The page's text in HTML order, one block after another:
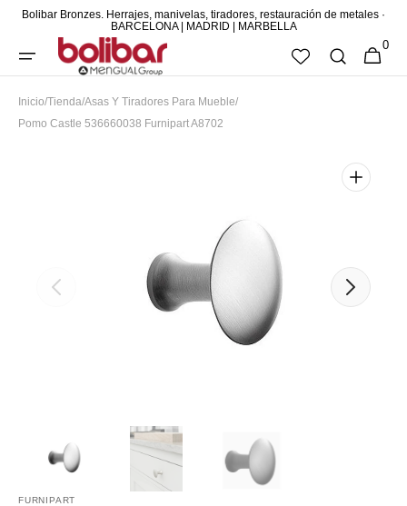
CONTENIDO
Bolibar Bronzes. Herrajes, manivelas, tiradores, restauración de metales ·
BARCELONA | MADRID | MARBELLA
CESTA
0
Inicio/Tienda/Asas Y Tiradores Para Mueble/
Pomo Castle 536660038 Furnipart A8702
Abrir
elemento
multimedia
FURNIPART